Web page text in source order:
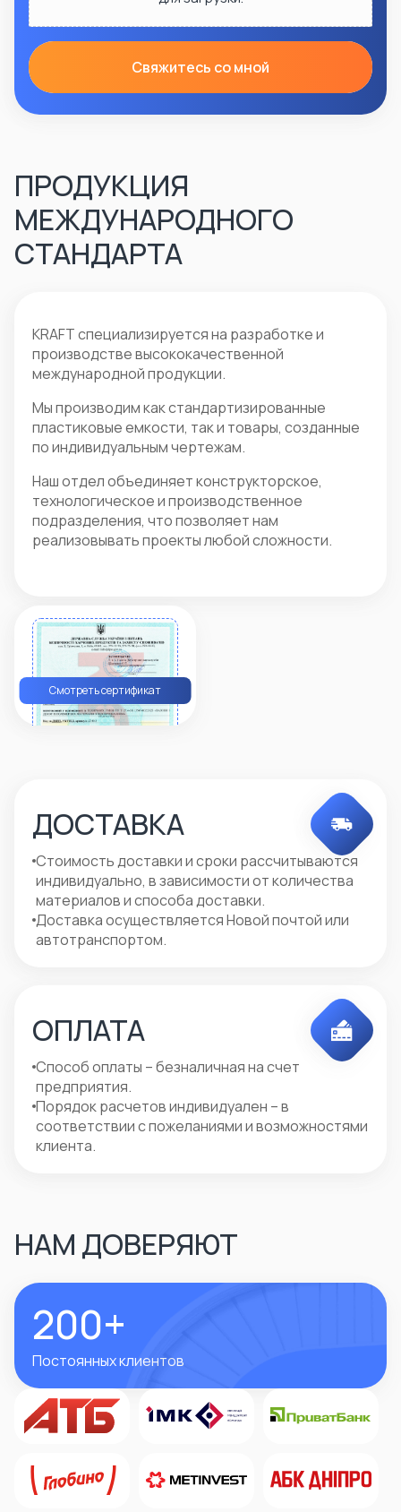
Свяжитесь со мной
ПРОДУКЦИЯ
МЕЖДУНАРОДНОГО
СТАНДАРТА
KRAFT специализируется на разработке и
производстве высококачественной
международной продукции.
Мы производим как стандартизированные
пластиковые емкости, так и товары, созданные
по индивидуальным чертежам.
Наш отдел объединяет конструкторское,
технологическое и производственное
подразделения, что позволяет нам
реализовывать проекты любой сложности.
Смотреть сертификат
ДОСТАВКА
Стоимость доставки и сроки рассчитываются
индивидуально, в зависимости от количества
материалов и способа доставки.
Доставка осуществляется Новой почтой или
автотранспортом.
ОПЛАТА
Способ оплаты – безналичная на счет
предприятия.
Порядок расчетов индивидуален – в
соответствии с пожеланиями и возможностями
клиента.
НАМ ДОВЕРЯЮТ
200+
Постоянных клиентов